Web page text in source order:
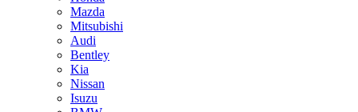
Mazda
Mitsubishi
Audi
Bentley
Kia
Nissan
Isuzu